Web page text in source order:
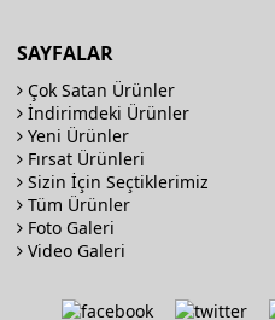
SAYFALAR
Çok Satan Ürünler
İndirimdeki Ürünler
Yeni Ürünler
Fırsat Ürünleri
Sizin İçin Seçtiklerimiz
Tüm Ürünler
Foto Galeri
Video Galeri